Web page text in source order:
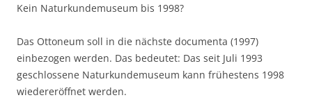
Kein Naturkundemuseum bis 1998?
Das Ottoneum soll in die nächste documenta (1997)
einbezogen werden. Das bedeutet: Das seit Juli 1993
geschlossene Naturkundemuseum kann frühestens 1998
wiedereröffnet werden.